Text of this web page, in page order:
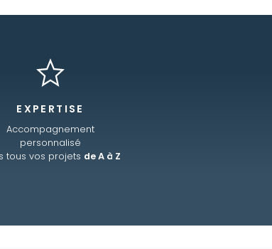
EXPERTISE
Accompagnement
personnalisé
tous vos projets de A à Z